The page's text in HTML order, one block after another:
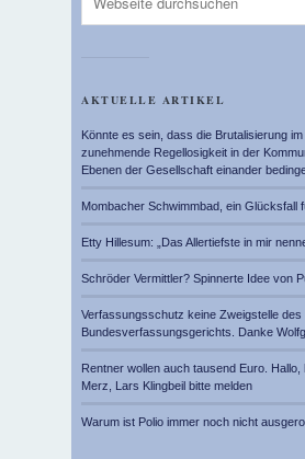
AKTUELLE ARTIKEL
Könnte es sein, dass die Brutalisierung
zunehmende Regellosigkeit in der
Ebenen der Gesellschaft einander
Mombacher Schwimmbad, ein Glücksfall
Etty Hillesum: „Das Allertiefste in mir
Schröder Vermittler? Spinnerte Idee von
Verfassungsschutz keine Zweigstelle des
Bundesverfassungsgerichts. Danke
Rentner wollen auch tausend Euro. Hallo,
Merz, Lars Klingbeil bitte melden
Warum ist Polio immer noch nicht